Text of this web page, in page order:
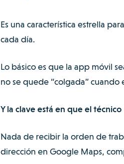
Es una característica estrella
cada día.
Lo básico es que la app móvil
no se quede “colgada” cuando
Y la clave está en que el
Nada de recibir la orden de
dirección en Google Maps,